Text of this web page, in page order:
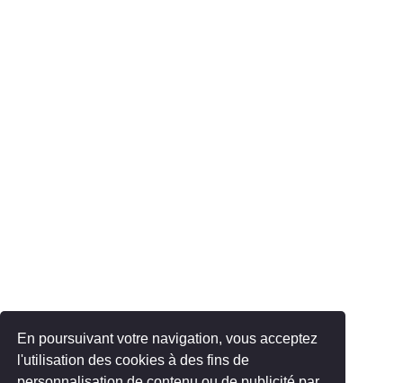
En poursuivant votre navigation, vous acceptez
l'utilisation des cookies à des fins de